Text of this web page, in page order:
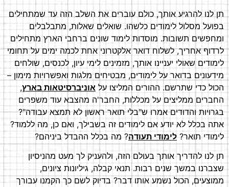
תן לנו להרגיע אותך, כולם עוברים את השלב הזה עד שמתחילים
בפועל מסלול לימודים כלשהו. שואלים שאלות, מתבלבלים
ומחפשים תשובות. מוסדות לימוד שונים ברחבי הארץ מתחילים
לרדוף אחריך, לשלוח דואר אלקטרוני אחת לכמה ימים על תחומי
לימודים שאולי יעניינו אותך, מזמינים לימי עיון, לכנסים, שולחים
מידעונים בדואר על לימודים, מבטיחים מלגות ואפשרויות מימון –
הכול כדי שתרשם. ההורים המליצו על אוניברסיטאות בארץ,
החברים ממליצים על מכללות, החבר'ה מהצבא עוד משפרים
בגרויות והדודים אמרו ש"בלי תואר ראשון לא תמצא עבודה"?
אתה בכלל לא יודע אם לימודים זה בשבילך, ואם כן, מה ללמוד?
לימודי תואר? לימודי תעודה? מה בכלל ההבדל ביניהם?
תן לנו להדריך אותך בעולם הזה, ולהעניק לך מעט מהניסיון
שצברנו במשך שנים רבות. תנאי קבלה, גיליונות ציונים,
ממוצעים, הכול נשמע אותו דבר? בדיוק לשם כך הקמנו עבורך